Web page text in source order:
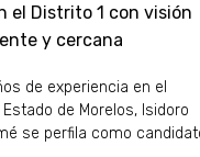
el Distrito 1 con visión
y cercana
de experiencia en el
de Morelos, Isidoro
se perfila como